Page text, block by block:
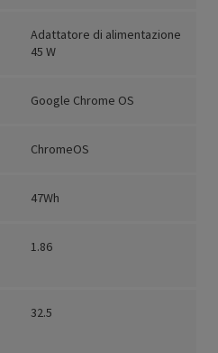
Adattatore di alimentazione
45 W
Google Chrome OS
ChromeOS
47Wh
1.86
32.5